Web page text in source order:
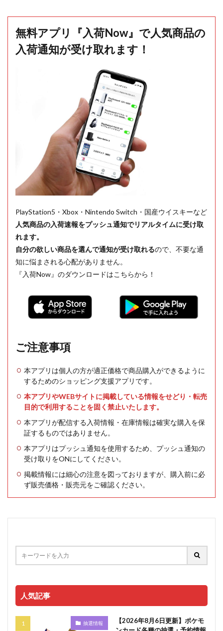
無料アプリ『入荷Now』で人気商品の
入荷通知が受け取れます！
PlayStation5・Xbox・Nintendo Switch・国産ウイスキーなど
人気商品の入荷速報をプッシュ通知でリアルタイムに受け取
れます。
自分の欲しい商品を選んで通知が受け取れるので、不要な通
知に悩まされる心配がありません。
『入荷Now』のダウンロードはこちらから！
ご注意事項
本アプリは個人の方が適正価格で商品購入ができるように
するためのショッピング支援アプリです。
本アプリやWEBサイトに掲載している情報をせどり・転売
目的で利用することを固く禁止いたします。
本アプリが配信する入荷情報・在庫情報は確実な購入を保
証するものではありません。
本アプリはプッシュ通知を使用するため、プッシュ通知の
受け取りをONにしてください。
掲載情報には細心の注意を図っておりますが、購入前に必
ず販売価格・販売元をご確認ください。
人気記事
抽選情報
【2026年8月6日更新】ポケモ